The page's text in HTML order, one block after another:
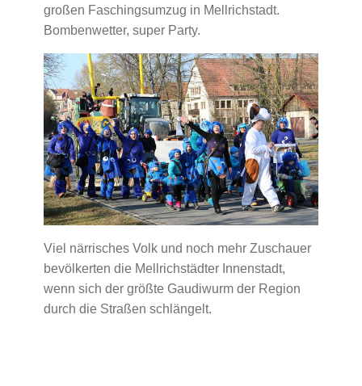
großen Faschingsumzug in Mellrichstadt.
Bombenwetter, super Party.
Viel närrisches Volk und noch mehr Zuschauer
bevölkerten die Mellrichstädter Innenstadt,
wenn sich der größte Gaudiwurm der Region
durch die Straßen schlängelt.